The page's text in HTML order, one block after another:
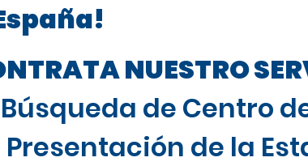
NUESTRO
Búsqueda de Centro
Presentación de la